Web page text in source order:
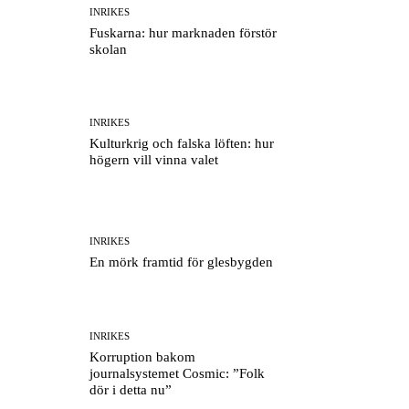
INRIKES
Fuskarna: hur marknaden förstör
skolan
INRIKES
Kulturkrig och falska löften: hur
högern vill vinna valet
INRIKES
En mörk framtid för glesbygden
INRIKES
Korruption bakom
journalsystemet Cosmic: ”Folk
dör i detta nu”